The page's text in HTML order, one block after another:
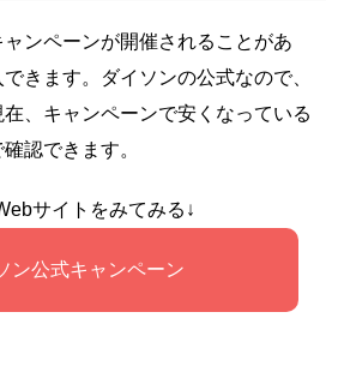
ンペーンが開催されることがあ
きます。ダイソンの公式なので、
、キャンペーンで安くなっている
認できます。
サイトをみてみる↓
ン公式キャンペーン